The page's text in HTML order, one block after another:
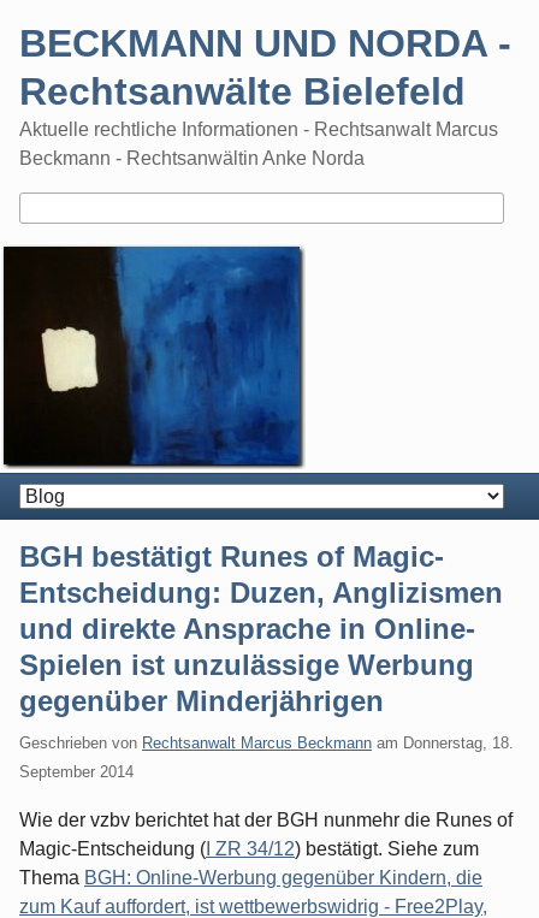
BECKMANN UND NORDA -
Rechtsanwälte Bielefeld
Aktuelle rechtliche Informationen - Rechtsanwalt Marcus
Beckmann - Rechtsanwältin Anke Norda
BGH bestätigt Runes of Magic-
Entscheidung: Duzen, Anglizismen
und direkte Ansprache in Online-
Spielen ist unzulässige Werbung
gegenüber Minderjährigen
Geschrieben von Rechtsanwalt Marcus Beckmann am Donnerstag, 18.
September 2014
Wie der vzbv berichtet hat der BGH nunmehr die Runes of
Magic-Entscheidung ( I ZR 34/12) bestätigt. Siehe zum
Thema BGH: Online-Werbung gegenüber Kindern, die
zum Kauf auffordert, ist wettbewerbswidrig - Free2Play,